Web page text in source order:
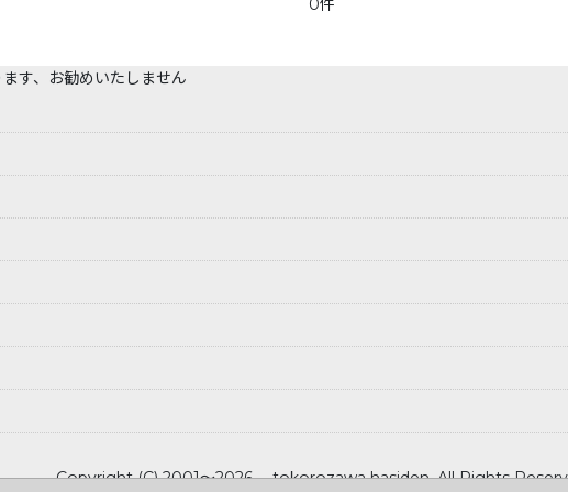
0件
す、お勧めいたしません
Copyright (C) 2001～2026 tokorozawa hasiden .All Rights